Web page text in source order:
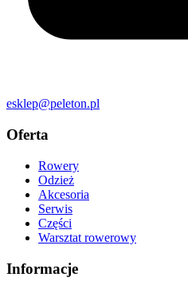
esklep@peleton.pl
Oferta
Rowery
Odzież
Akcesoria
Serwis
Części
Warsztat rowerowy
Informacje